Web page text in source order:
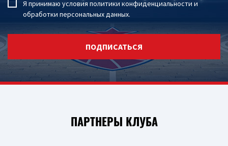
Я принимаю условия политики конфиденциальности и
обработки персональных данных.
ПОДПИСАТЬСЯ
ПАРТНЕРЫ КЛУБА